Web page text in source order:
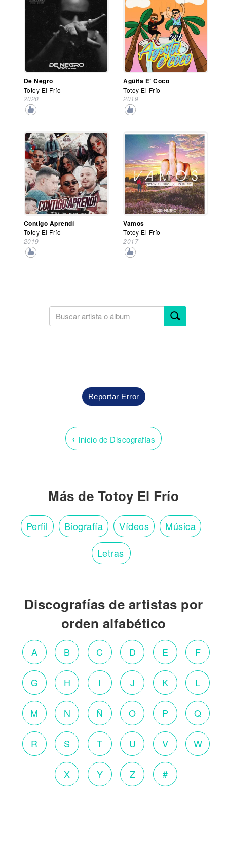
De Negro
Totoy El Frío
2020
Agüita E’ Coco
Totoy El Frío
2019
Contigo Aprendí
Totoy El Frío
2019
Vamos
Totoy El Frío
2017
Reportar Error
‹ Inicio de Discografías
Más de Totoy El Frío
Perfil Biografía Vídeos Música
Letras
Discografías de artistas por
orden alfabético
A B C D E F
G H I J K L
M N Ñ O P Q
R S T U V W
X Y Z #